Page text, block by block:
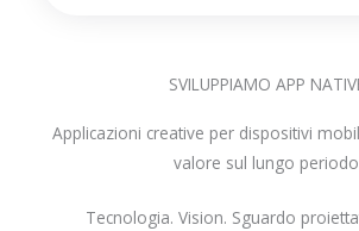
SVILUPPIAMO APP
Applicazioni creative per dispositivi
valore sul lungo periodo
Tecnologia. Vision. Sguardo